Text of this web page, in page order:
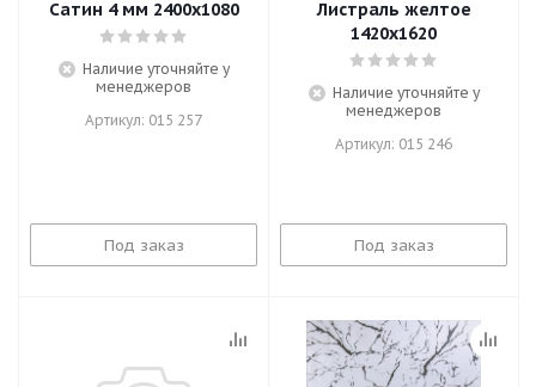
Сатин 4 мм 2400х1080
Наличие уточняйте у
менеджеров
Артикул: 015 257
Под заказ
Листраль желтое
1420х1620
Наличие уточняйте у
менеджеров
Артикул: 015 246
Под заказ